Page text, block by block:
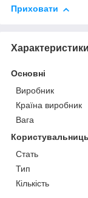
Приховати
Характеристики
Основні
Виробник
Країна виробник
Вага
Стать
Тип
Кількість